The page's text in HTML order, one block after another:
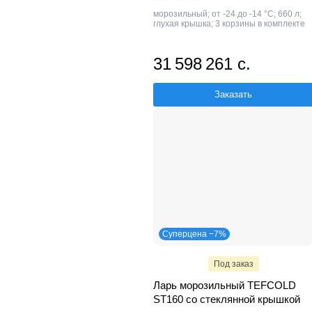
морозильный; от -24 до -14 °С; 660 л;
глухая крышка; 3 корзины в комплекте
31 598 261 с.
Заказать
Суперцена −7%
Под заказ
Ларь морозильный TEFCOLD
ST160 со стеклянной крышкой